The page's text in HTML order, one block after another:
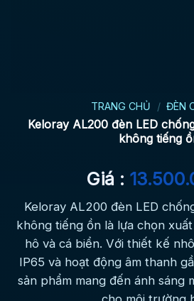
TRANG CHỦ / ĐÈN
Keloray AL200 đèn LED
không tiếng
Giá :
Keloray AL200 đèn LED
không tiếng ồn là lựa chọn
hô và cá biển. Với thiết kế
IP65 và hoạt động âm thanh
sản phẩm mang đến ánh sáng